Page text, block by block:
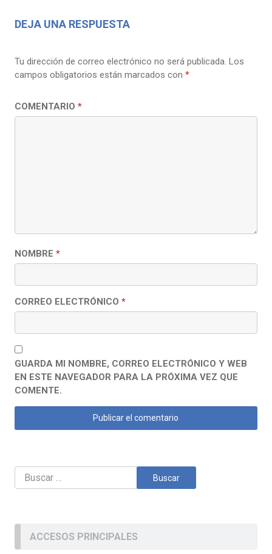
DEJA UNA RESPUESTA
Tu dirección de correo electrónico no será publicada. Los
campos obligatorios están marcados con *
COMENTARIO *
NOMBRE *
CORREO ELECTRÓNICO *
GUARDA MI NOMBRE, CORREO ELECTRÓNICO Y WEB
EN ESTE NAVEGADOR PARA LA PRÓXIMA VEZ QUE
COMENTE.
Buscar:
ACCESOS PRINCIPALES